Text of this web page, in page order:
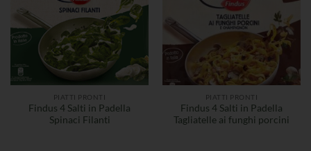
PIATTI PRONTI
Findus 4 Salti in Padella
Spinaci Filanti
PIATTI PRONTI
Findus 4 Salti in Padella
Tagliatelle ai funghi porcini